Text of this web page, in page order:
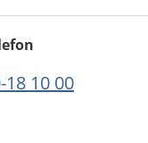
18 10 00